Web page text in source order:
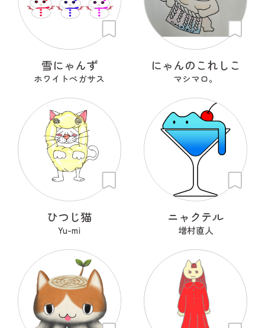
雪にゃんず
ホワイトペガサス
にゃんのこれしこ
マシマロ。
ひつじ猫
Yu-mi
ニャクテル
増村直人